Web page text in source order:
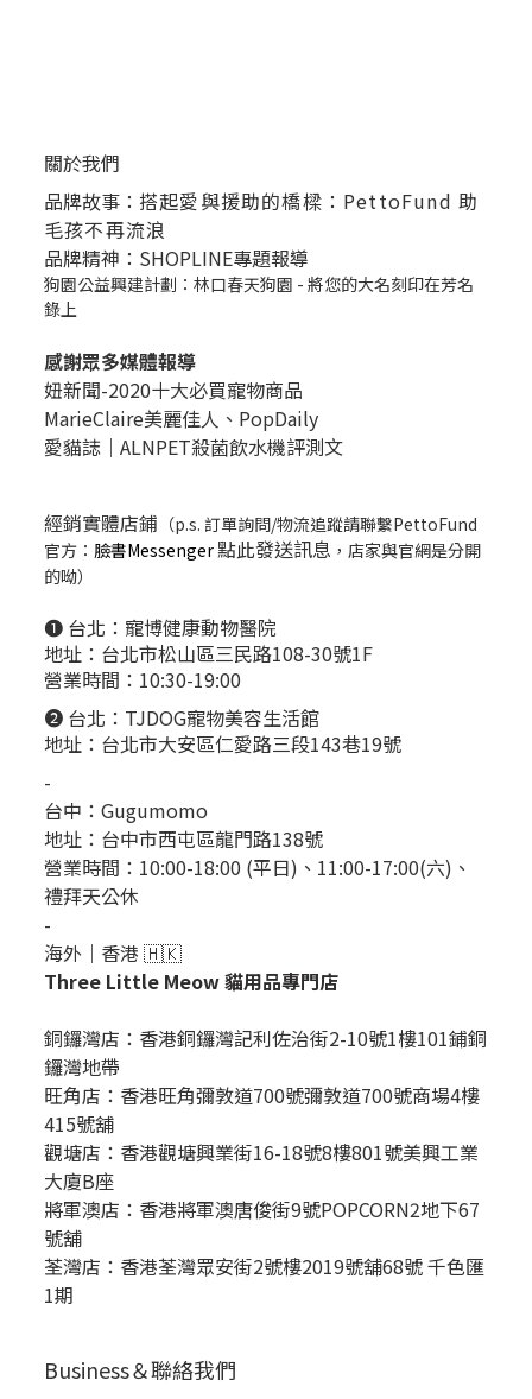
關於我們
品牌故事： 搭起愛與援助的橋樑：PettoFund 助
毛孩不再流浪
品牌精神：SHOPLINE專題報導
狗園公益興建計劃：林口春天狗園 - 將您的大名刻印在芳名
錄上
感謝眾多媒體報導
妞新聞-2020十大必買寵物商品
MarieClaire美麗佳人、 PopDaily
愛貓誌｜ALNPET殺菌飲水機評測文
經銷實體店鋪 （p.s. 訂單詢問/物流追蹤請聯繫PettoFund
官方： 臉書Messenger點此發送訊息 ，店家與官網是分開
的呦）
❶ 台北： 寵博健康動物醫院
地址：台北市松山區三民路108-30號1F
營業時間：10:30-19:00
❷ 台北： TJDOG寵物美容生活館
地址：台北市大安區仁愛路三段143巷19號
-
台中： Gugumomo
地址： 台中市西屯區龍門路138號
營業時間：10:00-18:00 (平日)、11:00-17:00(六)、
禮拜天公休
-
海外｜香港 🇭🇰
Three Little Meow 貓用品專門店
銅鑼灣店： 香港銅鑼灣記利佐治街2-10號1樓101鋪銅
鑼灣地帶
旺角店：香港旺角彌敦道700號彌敦道700號商場4樓
415號舖
觀塘店：香港觀塘興業街16-18號8樓801號美興工業
大廈B座
將軍澳店：香港將軍澳唐俊街9號POPCORN2地下67
號舖
荃灣店：香港荃灣眾安街2號樓2019號舖68號 千色匯
1期
Business＆聯絡我們